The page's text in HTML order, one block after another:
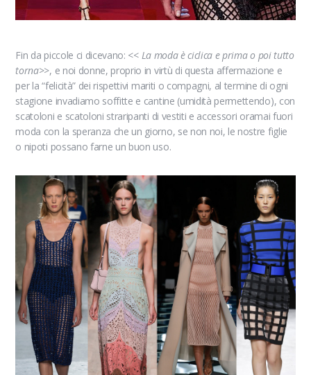
Fin da piccole ci dicevano: << La moda è ciclica e prima o poi tutto
torna>>, e noi donne, proprio in virtù di questa affermazione e
per la “felicità” dei rispettivi mariti o compagni, al termine di ogni
stagione invadiamo soffitte e cantine (umidità permettendo), con
scatoloni e scatoloni straripanti di vestiti e accessori oramai fuori
moda con la speranza che un giorno, se non noi, le nostre figlie
o nipoti possano farne un buon uso.